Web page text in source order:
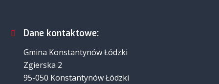
Dane kontaktowe:
Gmina Konstantynów Łódzki
Zgierska 2
95-050 Konstantynów Łódzki